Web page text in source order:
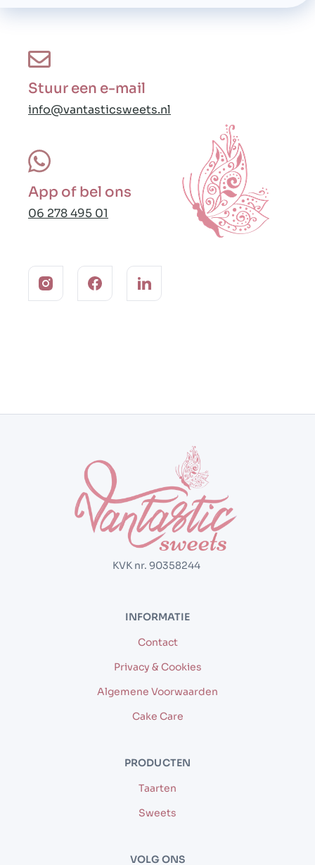
Stuur een e-mail
info@vantasticsweets.nl
App of bel ons
06 278 495 01
KVK nr. 90358244
INFORMATIE
Contact
Privacy & Cookies
Algemene Voorwaarden
Cake Care
PRODUCTEN
Taarten
Sweets
VOLG ONS